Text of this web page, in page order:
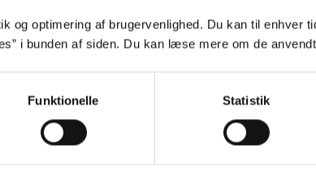
og optimering af brugervenlighed. Du kan til enhver
i bunden af siden. Du kan læse mere om de
Funktionelle Statistik